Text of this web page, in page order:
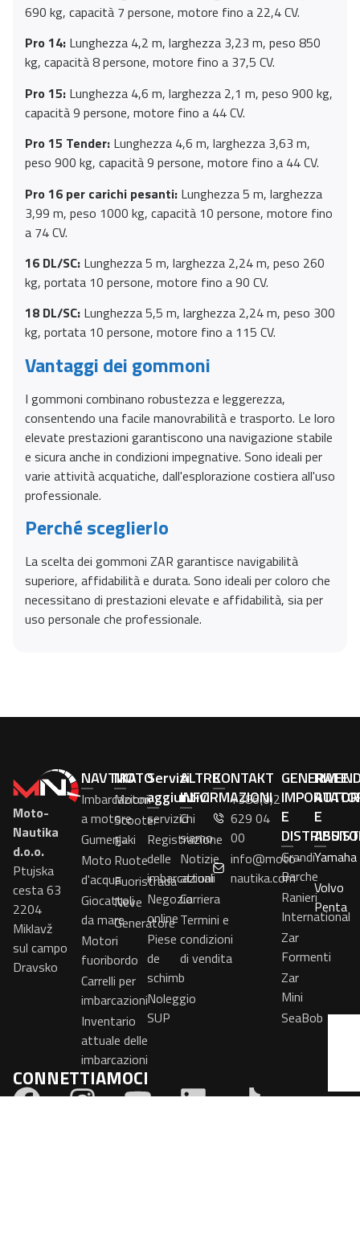
690 kg, capacità 7 persone, motore fino a 22,4 CV.
Pro 14: Lunghezza 4,2 m, larghezza 3,23 m, peso 850
kg, capacità 8 persone, motore fino a 37,5 CV.
Pro 15: Lunghezza 4,6 m, larghezza 2,1 m, peso 900 kg,
capacità 9 persone, motore fino a 44 CV.
Pro 15 Tender: Lunghezza 4,6 m, larghezza 3,63 m,
peso 900 kg, capacità 9 persone, motore fino a 44 CV.
Pro 16 per carichi pesanti: Lunghezza 5 m, larghezza
3,99 m, peso 1000 kg, capacità 10 persone, motore fino
a 74 CV.
16 DL/SC: Lunghezza 5 m, larghezza 2,24 m, peso 260
kg, portata 10 persone, motore fino a 90 CV.
18 DL/SC: Lunghezza 5,5 m, larghezza 2,24 m, peso 300
kg, portata 10 persone, motore fino a 115 CV.
Vantaggi dei gommoni
I gommoni combinano robustezza e leggerezza,
consentendo una facile manovrabilità e trasporto. Le loro
elevate prestazioni garantiscono una navigazione stabile
e sicura anche in condizioni impegnative. Sono ideali per
varie attività acquatiche, dall'esplorazione costiera all'uso
professionale.
Perché sceglierlo
La scelta dei gommoni ZAR garantisce navigabilità
superiore, affidabilità e durata. Sono ideali per coloro che
necessitano di prestazioni elevate e affidabilità, sia per
uso personale che professionale.
Moto-
Nautika
d.o.o.
Ptujska
cesta 63
2204
Miklavž
sul campo
Dravsko
NAVTIKA
Imbarcazioni
a motore
Gumenjaki
Moto
d'acqua
Giocattoli
da mare
Motori
fuoribordo
Carrelli per
imbarcazioni
Inventario
attuale delle
imbarcazioni
MOTO
Motori
Scooter
E-
Ruote
Fuoristrada
Neve
Generatore
Servizi
aggiuntivi
servizio
Registrazione
delle
imbarcazioni
Negozio
online
Piese
de
schimb
Noleggio
SUP
ALTRE
INFORMAZIONI
Chi
siamo
Notizie
attuali
Carriera
Termini e
condizioni
di vendita
KONTAKT
+386(0)2
629 04
00
info@moto-
nautika.com
GENERALE
E
Grandi
Barche
Ranieri
International
Zar
Formenti
Zar
Mini
SeaBob
E
Yamaha
Volvo
Penta
CONNETTIAMOCI